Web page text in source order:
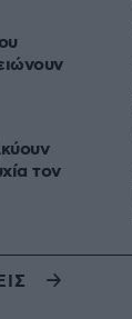
τον